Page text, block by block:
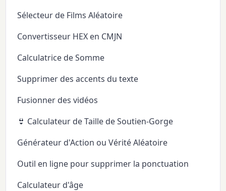
Sélecteur de Films Aléatoire
Convertisseur HEX en CMJN
Calculatrice de Somme
Supprimer des accents du texte
Fusionner des vidéos
👙 Calculateur de Taille de Soutien-Gorge
Générateur d'Action ou Vérité Aléatoire
Outil en ligne pour supprimer la ponctuation
Calculateur d'âge